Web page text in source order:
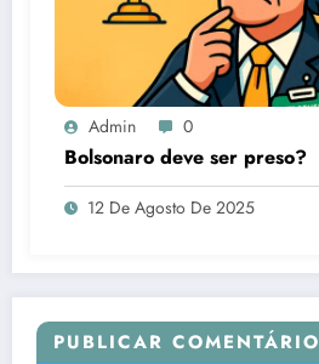
Admin 0
Bolsonaro deve ser preso?
12 De Agosto De 2025
PUBLICAR COMENTÁRIO